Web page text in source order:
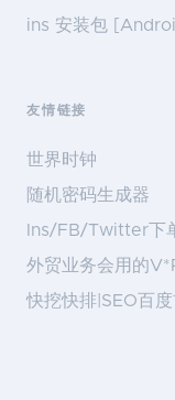
ins 安装包
友情链接
世界时钟
随机密码生成器
Ins/FB/Twitter下
外贸业务会用的
快挖快排|SEO百